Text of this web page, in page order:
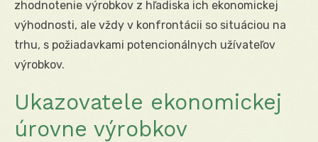
zhodnotenie výrobkov z hľadiska ich ekonomickej
výhodnosti, ale vždy v konfrontácii so situáciou na
trhu, s požiadavkami potencionálnych užívateľov
výrobkov.
Ukazovatele ekonomickej
úrovne výrobkov